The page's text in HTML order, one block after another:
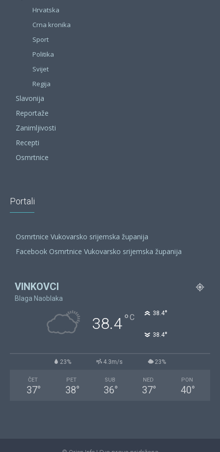
Hrvatska
Crna kronika
Sport
Politika
Svijet
Regija
Slavonija
Reportaže
Zanimljivosti
Recepti
Osmrtnice
Portali
Osmrtnice Vukovarsko srijemska županija
Facebook Osmrtnice Vukovarsko srijemska županija
VINKOVCI
Blaga Naoblaka
38.4°C 38.4°
38.4°
23% 4.3m/s 23%
ČET
37°
PET
38°
SUB
36°
NED
37°
PON
40°